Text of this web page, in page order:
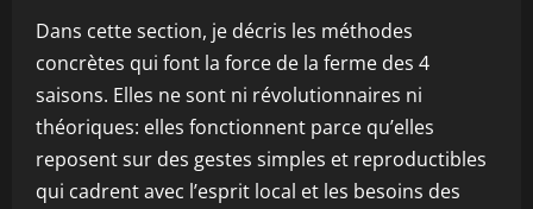
Dans cette section, je décris les méthodes
concrètes qui font la force de la ferme des 4
saisons. Elles ne sont ni révolutionnaires ni
théoriques: elles fonctionnent parce qu’elles
reposent sur des gestes simples et reproductibles
qui cadrent avec l’esprit local et les besoins des